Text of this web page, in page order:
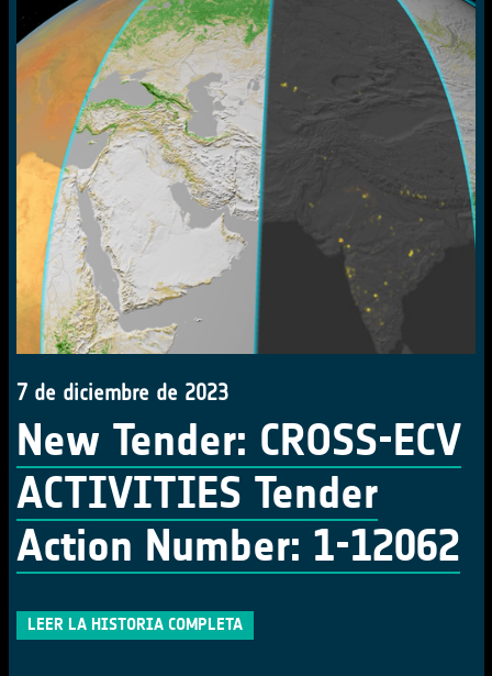
7 de diciembre de 2023
New Tender: CROSS-ECV
ACTIVITIES Tender
Action Number: 1-12062
LEER LA HISTORIA COMPLETA